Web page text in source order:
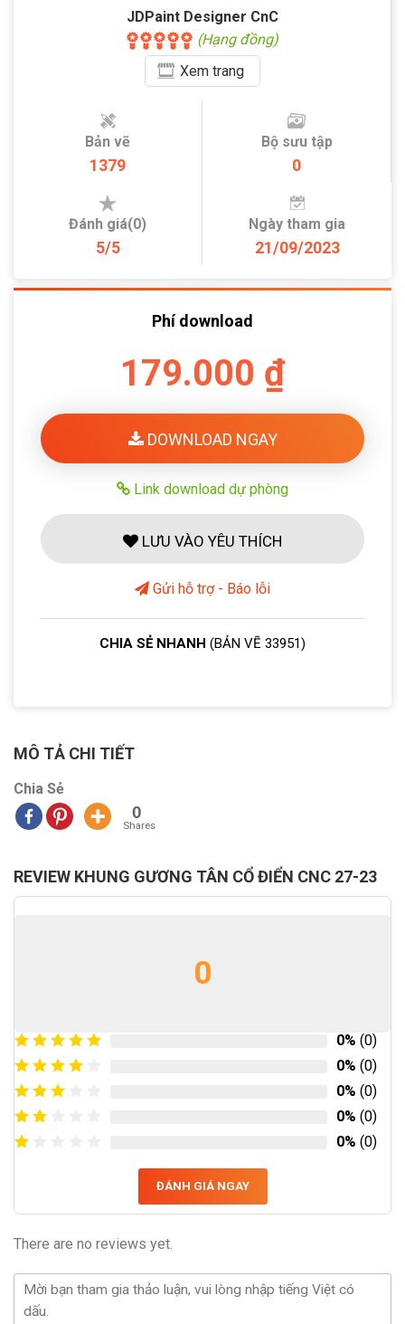
JDPaint Designer CnC
(Hạng đồng)
Xemtrang
Bản vẽ
1379
Bộ sưu tập
0
Đánh giá(0)
5/5
Ngày tham gia
21/09/2023
Phí download
179.000 ₫
DOWNLOAD NGAY
Link download dự phòng
LƯU VÀO YÊU THÍCH
Gửi hỗ trợ - Báo lỗi
CHIA SẺ NHANH (BẢN VẼ 33951)
MÔ TẢ CHI TIẾT
Chia Sẻ
0
Shares
REVIEW KHUNG GƯƠNG TÂN CỔ ĐIỂN CNC 27-23
0
0% (0)
0% (0)
0% (0)
0% (0)
0% (0)
ĐÁNH GIÁ NGAY
There are no reviews yet.